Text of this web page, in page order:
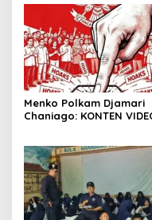
Menko Polkam Djamari
Chaniago: KONTEN